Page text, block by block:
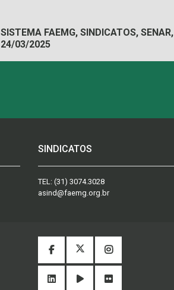
SISTEMA FAEMG, SINDICATOS, SENAR,
INAES, FAEMG
24/03/2025
SINDICATOS
TEL: (31) 3074.3028
asind@faemg.org.br